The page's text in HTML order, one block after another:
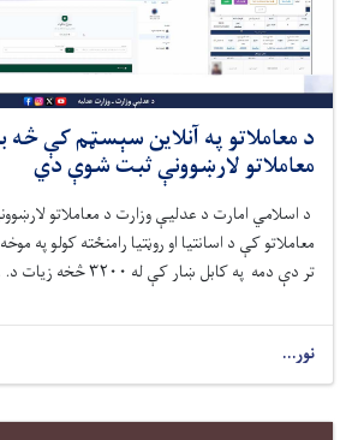
معاملاتو لارښوونې ثبت شوې دي
د اسلامي امارت د عدلیې وزارت د معاملاتو
معاملاتو کې د اسانتیا او روڼتیا رامنځته کولو په
تر دې‌ دمه په کابل ښار کې له ۳۲۰۰ څخه زیات د. . .
نور...